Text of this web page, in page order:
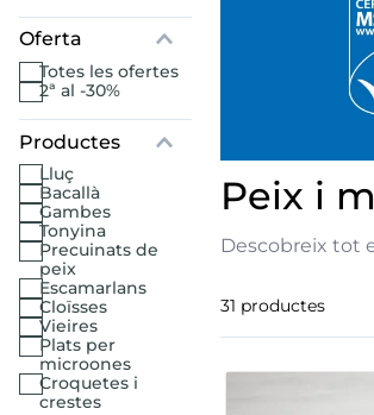
Oferta
totes les ofertes
2ª al -30%
lluç
bacallà
gambes
tonyina
precuinats de
peix
escamarlans
cloïsses
vieires
plats per
microones
croquetes i
crestes
peix i
Descobreix tot
31 productes
sirena
sirena
premium
troceado
polos